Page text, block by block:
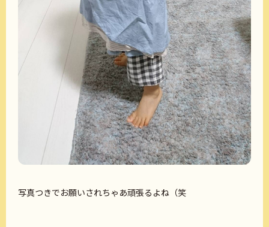
写真つきでお願いされちゃあ頑張るよね（笑